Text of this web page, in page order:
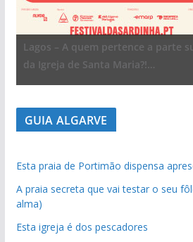
Lagos – A quem pertence a parte
da Igreja de Santa Maria?!…
GUIA ALGARVE
Esta praia de Portimão dispensa
A praia secreta que vai testar o seu
alma)
Esta igreja é dos pescadores